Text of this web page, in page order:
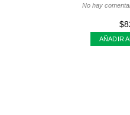
No hay
AÑADIR